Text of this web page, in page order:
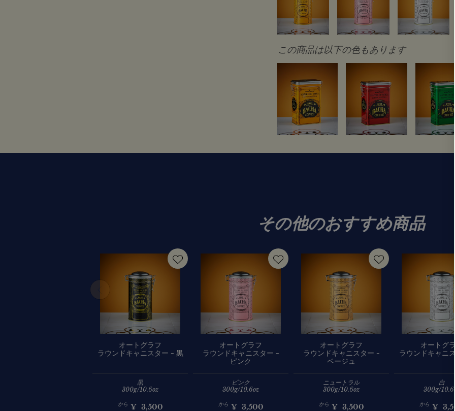
この商品は以下の色もあります
その他のおすすめ商品
オートグラフ
ラウンドキャニスター - 黒
黒
300g/10.6oz
から ¥ 3,500
オートグラフ
ラウンドキャニスター -
ピンク
ピンク
300g/10.6oz
から ¥ 3,500
オートグラフ
ラウンドキャニスター -
ベージュ
ニュートラル
300g/10.6oz
から ¥ 3,500
オートグラ
ラウンドキャニ
白
300g/
から ¥